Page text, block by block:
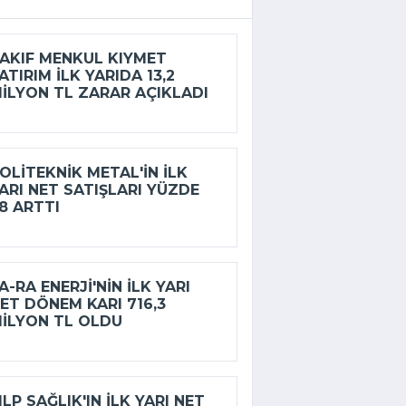
MENKUL KIYMET
ILK YARIDA 13,2
TL ZARAR AÇIKLADI
METAL'IN ILK
NET SATIŞLARI YÜZDE
ARTTI
RA ENERJI'NIN ILK YARI
DÖNEM KARI 716,3
TL OLDU
SAĞLIK'IN ILK YARI NET